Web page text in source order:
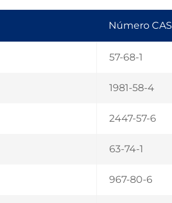
Número CAS
57-68-1
1981-58-4
2447-57-6
63-74-1
967-80-6